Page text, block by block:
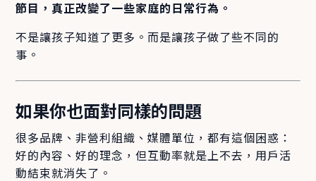
節目，真正改變了一些家庭的日常行為。
不是讓孩子知道了更多。而是讓孩子做了些不同的
事。
如果你也面對同樣的問題
很多品牌、非營利組織、媒體單位，都有這個困惑：
好的內容、好的理念，但互動率就是上不去，用戶活
動結束就消失了。